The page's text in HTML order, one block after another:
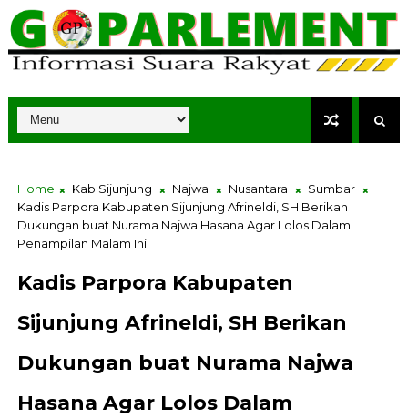
Home Kab Sijunjung Najwa Nusantara
Sumbar
Kadis Parpora Kabupaten Sijunjung Afrineldi, SH Berikan
Dukungan buat Nurama Najwa Hasana Agar Lolos Dalam
Penampilan Malam Ini.
Kadis Parpora Kabupaten
Sijunjung Afrineldi, SH Berikan
Dukungan buat Nurama Najwa
Hasana Agar Lolos Dalam